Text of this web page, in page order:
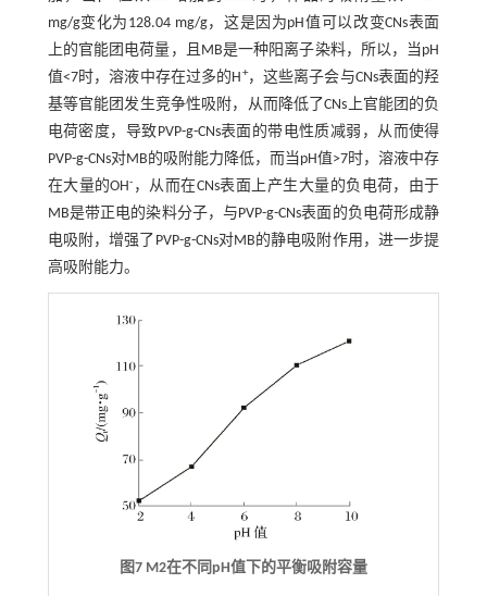
mg/g变化为128.04 mg/g，这是因为pH值可以改变CNs表面
上的官能团电荷量，且MB是一种阳离子染料，所以，当pH
值<7时，溶液中存在过多的H+，这些离子会与CNs表面的羟
基等官能团发生竞争性吸附，从而降低了CNs上官能团的负
电荷密度，导致PVP-g-CNs表面的带电性质减弱，从而使得
PVP-g-CNs对MB的吸附能力降低，而当pH值>7时，溶液中存
在大量的OH- ，从而在CNs表面上产生大量的负电荷，由于
MB是带正电的染料分子，与PVP-g-CNs表面的负电荷形成静
电吸附，增强了PVP-g-CNs对MB的静电吸附作用，进一步提
高吸附能力。
图7 M2在不同pH值下的平衡吸附容量